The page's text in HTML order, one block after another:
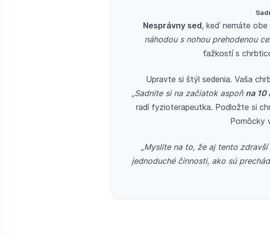
Nesprávny sed, keď nemáte
náhodou s nohou prehodenou
ťažkostí s
Upravte si štýl sedenia. Vaša
„Sadnite si na začiatok aspoň na 10
radí fyzioterapeutka. Podložte si
Pomôcky
„Myslite na to, že aj tento
jednoduché činnosti, ako sú